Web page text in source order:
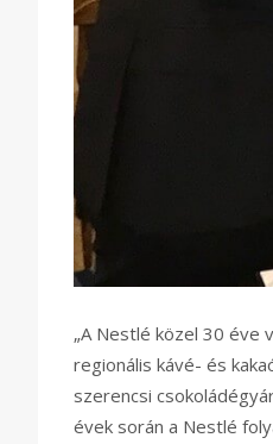
„A Nestlé közel 30 éve
regionális kávé- és
szerencsi
évek során a Nestlé